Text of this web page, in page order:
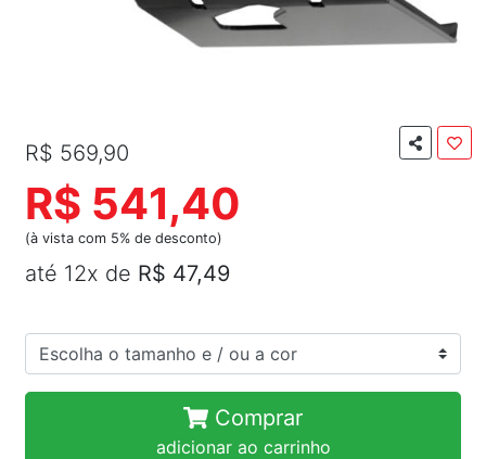
R$ 569,90
R$ 541,40
(à vista com 5% de desconto)
até 12x de R$ 47,49
Comprar
adicionar ao carrinho